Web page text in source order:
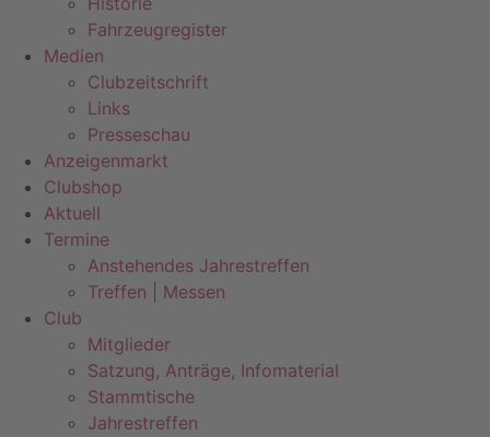
Fahrzeugregister
Medien
Clubzeitschrift
Links
Presseschau
Anzeigenmarkt
Clubshop
Aktuell
Termine
Anstehendes Jahrestreffen
Treffen | Messen
Club
Mitglieder
Satzung, Anträge, Infomaterial
Stammtische
Jahrestreffen